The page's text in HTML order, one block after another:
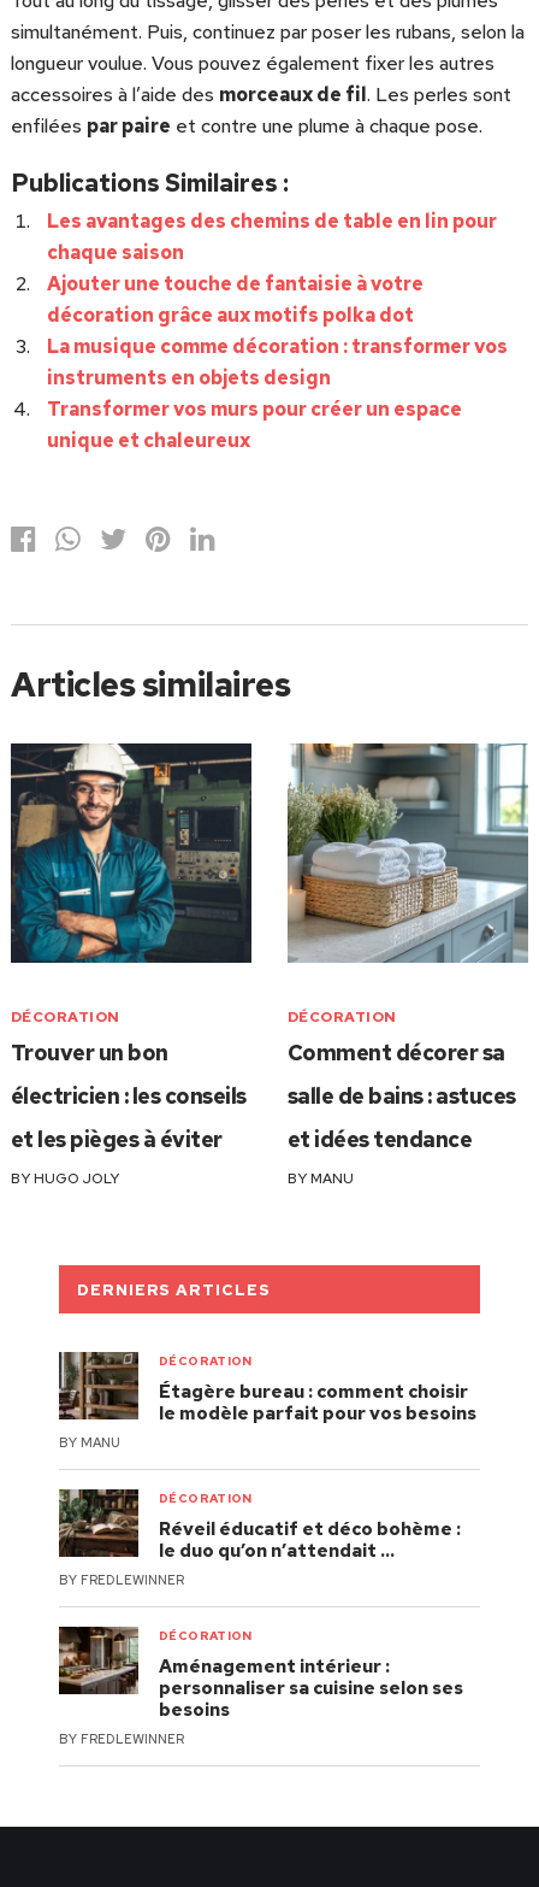
simultanément. Puis, continuez par poser les rubans, selon la
longueur voulue. Vous pouvez également fixer les autres
accessoires à l’aide des morceaux de fil. Les perles sont
enfilées par paire et contre une plume à chaque pose.
Publications Similaires :
Les avantages des chemins de table en lin pour
chaque saison
Ajouter une touche de fantaisie à votre
décoration grâce aux motifs polka dot
La musique comme décoration : transformer vos
instruments en objets design
Transformer vos murs pour créer un espace
unique et chaleureux
Articles similaires
DÉCORATION
Trouver un bon
électricien : les conseils
et les pièges à éviter
BYHUGO JOLY
DÉCORATION
Comment décorer sa
salle de bains : astuces
et idées tendance
BYMANU
DERNIERS ARTICLES
DÉCORATION
Étagère bureau : comment choisir
le modèle parfait pour vos besoins
BY MANU
DÉCORATION
Réveil éducatif et déco bohème :
le duo qu’on n’attendait …
BY FREDLEWINNER
DÉCORATION
Aménagement intérieur :
personnaliser sa cuisine selon ses
besoins
BY FREDLEWINNER